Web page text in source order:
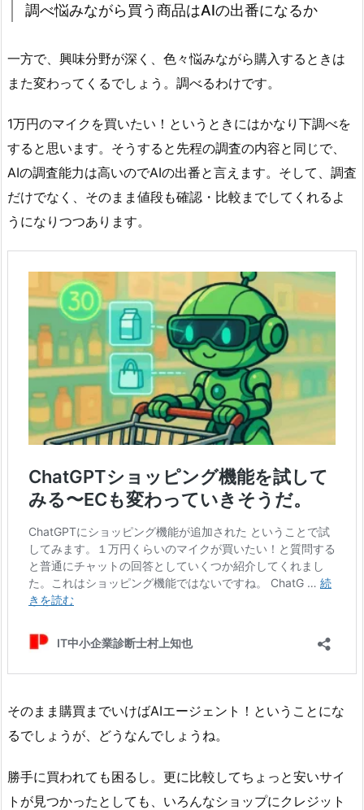
調べ悩みながら買う商品はAIの出番になるか
一方で、興味分野が深く、色々悩みながら購入するときは
また変わってくるでしょう。調べるわけです。
1万円のマイクを買いたい！というときにはかなり下調べを
すると思います。そうすると先程の調査の内容と同じで、
AIの調査能力は高いのでAIの出番と言えます。そして、調査
だけでなく、そのまま値段も確認・比較までしてくれるよ
うになりつつあります。
そのまま購買までいけばAIエージェント！ということにな
るでしょうが、どうなんでしょうね。
勝手に買われても困るし。更に比較してちょっと安いサイ
トが見つかったとしても、いろんなショップにクレジット